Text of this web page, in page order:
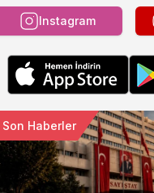
Instagram
Son Haberler